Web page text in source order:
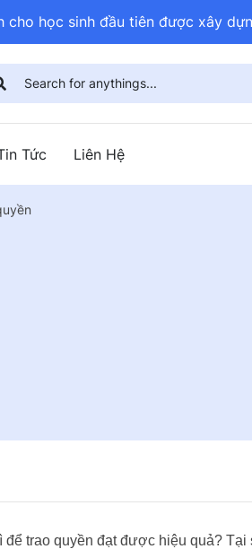
học sinh đầu tiên được xây
Tức Liên Hệ
trao quyền đạt được hiệu quả? Tại